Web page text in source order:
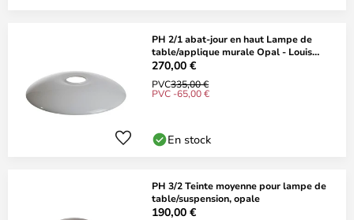
PH 2/1 abat-jour en haut Lampe de
table/applique murale Opal - Louis
Poulsen
270,00 €
PVC335,00 €
PVC -65,00 €
En stock
PH 3/2 Teinte moyenne pour lampe de
table/suspension, opale
190,00 €